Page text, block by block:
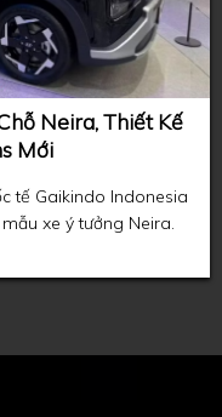
Neira, Thiết Kế
Mới
tế Gaikindo Indonesia
xe ý tưởng Neira.